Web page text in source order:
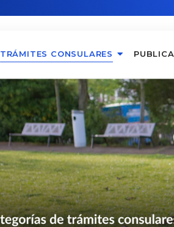
TRÁMITES CONSULARES